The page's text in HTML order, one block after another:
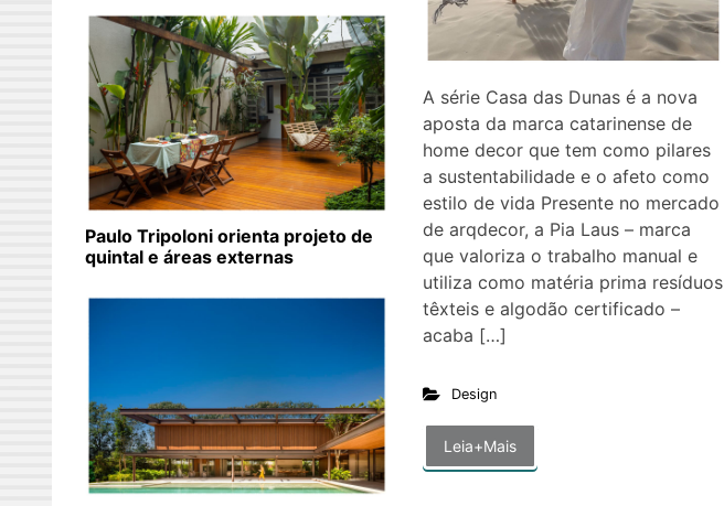
A série Casa das Dunas é a nova
aposta da marca catarinense de
home decor que tem como pilares
a sustentabilidade e o afeto como
estilo de vida Presente no mercado
de arqdecor, a Pia Laus – marca
que valoriza o trabalho manual e
utiliza como matéria prima resíduos
têxteis e algodão certificado –
acaba […]
Design
Leia+Mais
Paulo Tripoloni orienta projeto de
quintal e áreas externas